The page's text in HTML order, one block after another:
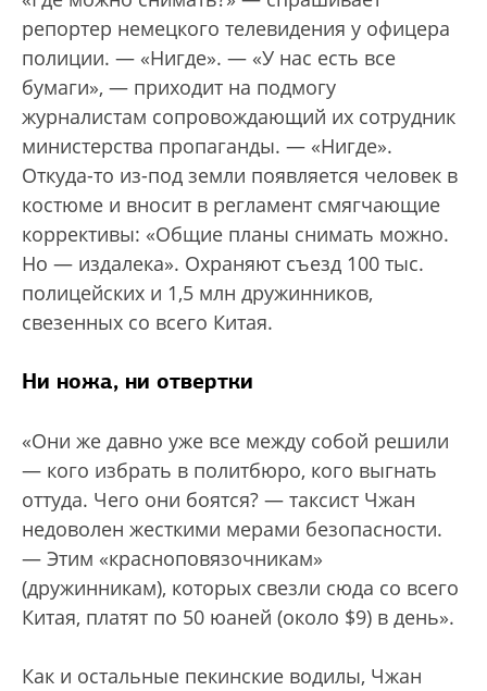
репортер немецкого телевидения у офицера
полиции. — «Нигде». — «У нас есть все
бумаги», — приходит на подмогу
журналистам сопровождающий их сотрудник
министерства пропаганды. — «Нигде».
Откуда-то из-под земли появляется человек в
костюме и вносит в регламент смягчающие
коррективы: «Общие планы снимать можно.
Но — издалека». Охраняют съезд 100 тыс.
полицейских и 1,5 млн дружинников,
свезенных со всего Китая.
Ни ножа, ни отвертки
«Они же давно уже все между собой решили
— кого избрать в политбюро, кого выгнать
оттуда. Чего они боятся? — таксист Чжан
недоволен жесткими мерами безопасности.
— Этим «красноповязочникам»
(дружинникам), которых свезли сюда со всего
Китая, платят по 50 юаней (около $9) в день».
Как и остальные пекинские водилы, Чжан